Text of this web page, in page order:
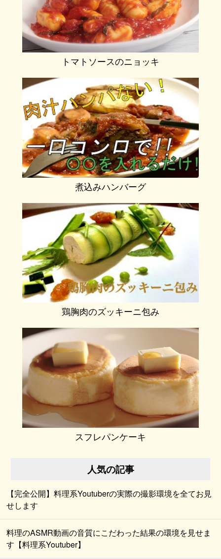
トマトソースのニョッキ
煮込みハンバーグ
鶏胸肉のズッキーニ包み
スフレパンケーキ
人気の記事
【完全公開】料理系Youtuberの実際の撮影環境を全てお見
せします
料理のASMR動画の音質にこだわった結果の環境を見せま
す【料理系Youtuber】